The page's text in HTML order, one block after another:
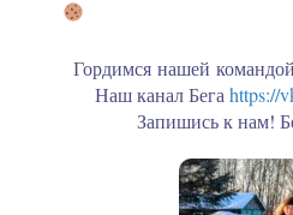
Гордимся нашей
Наш канал Бега https://
Запишись к нам!